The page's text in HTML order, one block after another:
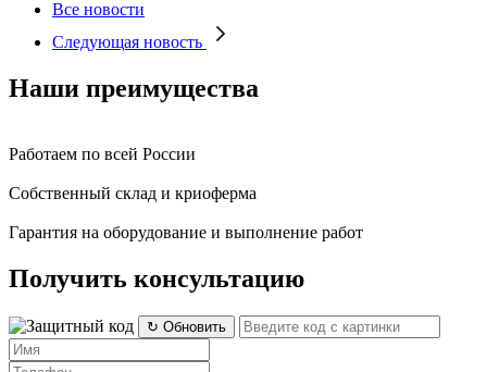
Все новости
Следующая новость
Наши преимущества
Работаем по всей России
Собственный склад и криоферма
Гарантия на оборудование и выполнение работ
Получить консультацию
↻ Обновить